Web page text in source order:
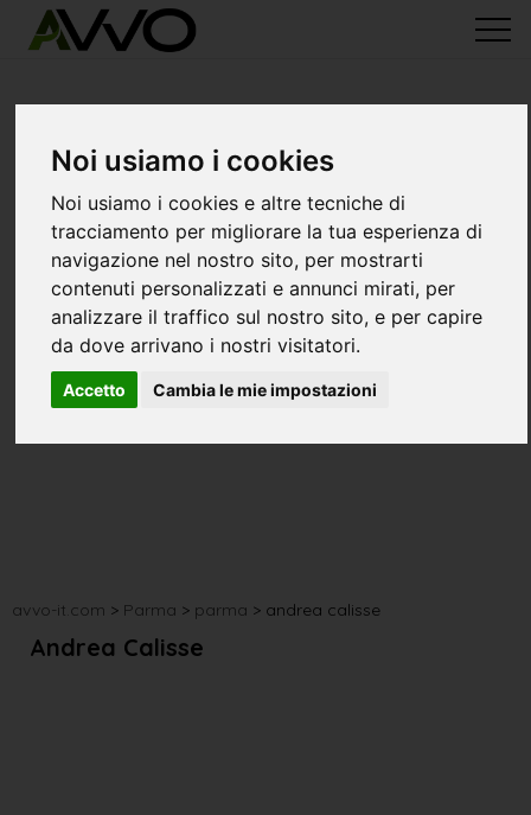
Noi usiamo i cookies
Noi usiamo i cookies e altre tecniche di
tracciamento per migliorare la tua esperienza di
navigazione nel nostro sito, per mostrarti
contenuti personalizzati e annunci mirati, per
analizzare il traffico sul nostro sito, e per capire
da dove arrivano i nostri visitatori.
Accetto Cambia le mie impostazioni
avvo-it.com > Parma > parma > andrea calisse
Andrea Calisse